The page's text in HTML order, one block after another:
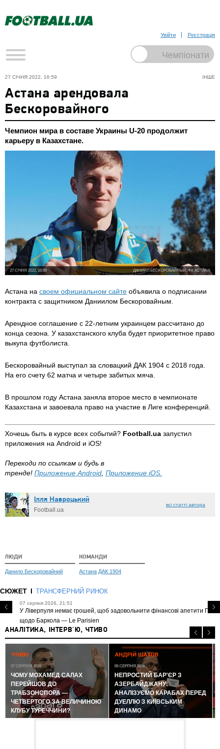
Увійти Реєстрація
ІНШЕ
27 СІЧНЯ 2022, 16:59
Астана арендовала
Бескоровайного
Чемпион мира в составе Украины U-20 продолжит
карьеру в Казахстане.
ДАНИИЛ БЕСКОРОВАЙНЫЙ, ФК АСТАНА
27 СІЧНЯ 2022, 16:59
Астана на своем официальном сайте объявила о подписании
контракта с защитником Даниилом Бескоровайным.
Арендное соглашение с 22-летним украинцем рассчитано до
конца сезона. У казахстанского клуба будет приоритетное право
выкупа футболиста.
Бескоровайный выступал за словацкий ДАК 1904 с 2018 года.
На его счету 62 матча и четыре забитых мяча.
В прошлом году Астана заняла второе место в чемпионате
Казахстана и завоевала право на участие в Лиге конференций.
Хочешь быть в курсе всех событий? Football.ua запустил
приложения на Android и iOS!
​Переходи по ссылкам и будь в
тренде! Приложение Android, Приложение iOS.
Ілля Навроцький
Football.ua
всі статті автора
ЛЮДИ
Данило Бескоровайний
КОМАНДИ
Астана ДАК 1904
СЮЖЕТ ТРАНСФЕРНИЙ РИНОК
07 серпня 2026, 21:51
У Ліверпуля немає грошей, щоб задовольнити фінансові апетити ПСЖ
щодо Баркола — Le Parisien
АНАЛІТИКА, ІНТЕРВ'Ю, ЧТИВО
ЧТИВО
07 СЕРПНЯ 2026
ЧОМУ МОХАМЕД САЛАХ
ПЕРЕЙШОВ ДО
ТРАБЗОНСПОРА —
ЧЕТВЕРТОГО ЗА ВЕЛИЧИНОЮ
КЛУБУ ТУРЕЧЧИНИ?
АНДРІЙ ШАХОВ
05 СЕРПНЯ 2026
НЕПРОСТИЙ БАР'ЄР З
АЗЕРБАЙДЖАНУ:
АНАЛІЗУЄМО КАРАБАХ ПЕРЕД
ДУЕЛЛЮ З КИЇВСЬКИМ
ДИНАМО